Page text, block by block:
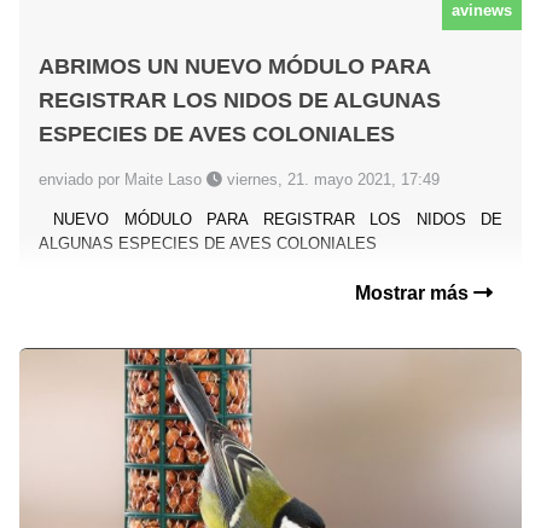
avinews
ABRIMOS UN NUEVO MÓDULO PARA
REGISTRAR LOS NIDOS DE ALGUNAS
ESPECIES DE AVES COLONIALES
enviado por Maite Laso viernes, 21. mayo 2021, 17:49
NUEVO MÓDULO PARA REGISTRAR LOS NIDOS DE
ALGUNAS ESPECIES DE AVES COLONIALES
Mostrar más